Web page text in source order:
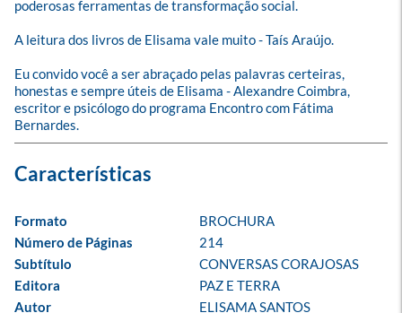
poderosas ferramentas de transformação social.
A leitura dos livros de Elisama vale muito - Taís Araújo.
Eu convido você a ser abraçado pelas palavras certeiras,
honestas e sempre úteis de Elisama - Alexandre Coimbra,
escritor e psicólogo do programa Encontro com Fátima
Bernardes.
Formato
BROCHURA
Número de Páginas
214
Subtítulo
CONVERSAS CORAJOSAS
Editora
PAZ E TERRA
Autor
ELISAMA SANTOS